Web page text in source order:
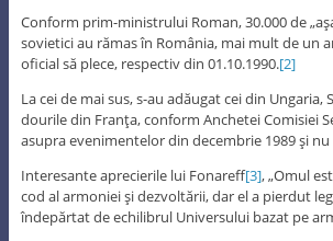
Conform prim-ministrului Roman, 30.000 de
sovietici au rămas în România, mai mult de un
oficial să plece, respectiv din 01.10.1990.[2]
La cei de mai sus, s-au adăugat cei din Ungaria,
dourile din Franţa, conform Anchetei Comisiei
asupra evenimentelor din decembrie 1989 şi
Interesante aprecierile lui Fonareff[3], „Omul
cod al armoniei şi dezvoltării, dar el a pierdut
îndepărtat de echilibrul Universului bazat pe